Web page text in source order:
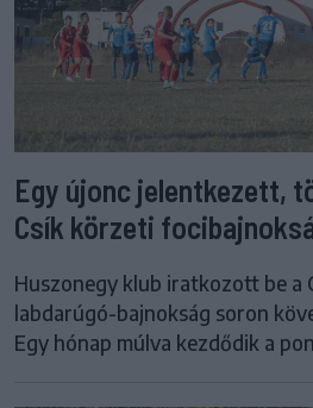
Egy újonc jelentkezett,
Csík körzeti
Huszonegy klub iratkozott be a
labdarúgó-bajnokság soron
Egy hónap múlva kezdődik a